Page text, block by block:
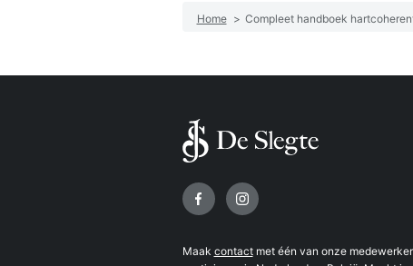
Home > Compleet handboek
Volg ons op
Maak contactmet één van onze